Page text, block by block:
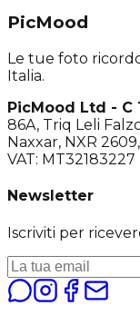
PicMood
Le tue foto
Italia.
PicMood Ltd - C
86A, Triq Leli
Naxxar, NXR
VAT: MT32183227
Newsletter
Iscriviti per